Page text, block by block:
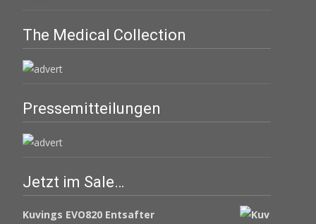
The Medical Collection
Pressemitteilungen
Jetzt im Sale…
Kuvings EVO820 Entsafter